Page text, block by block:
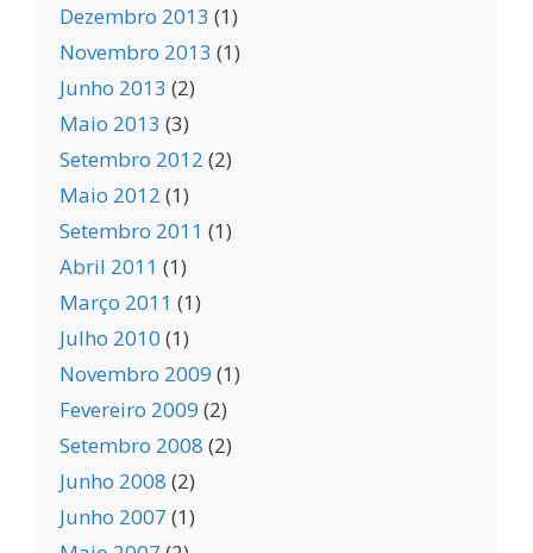
Dezembro 2013 (1)
Novembro 2013 (1)
Junho 2013 (2)
Maio 2013 (3)
Setembro 2012 (2)
Maio 2012 (1)
Setembro 2011 (1)
Abril 2011 (1)
Março 2011 (1)
Julho 2010 (1)
Novembro 2009 (1)
Fevereiro 2009 (2)
Setembro 2008 (2)
Junho 2008 (2)
Junho 2007 (1)